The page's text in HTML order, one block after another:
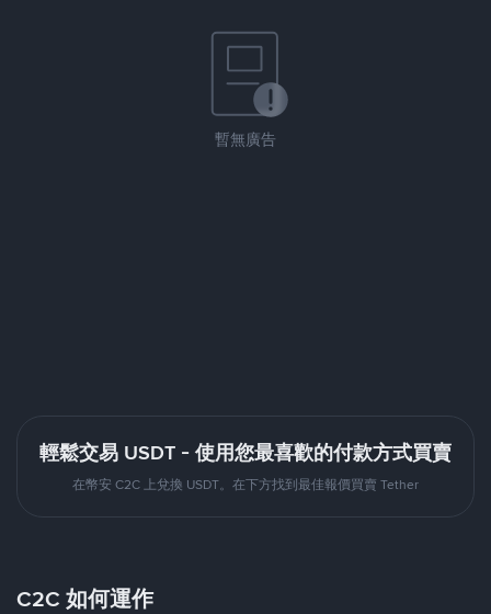
暫無廣告
輕鬆交易 USDT - 使用您最喜歡的付款方式買賣
在幣安 C2C 上兌換 USDT。在下方找到最佳報價買賣 Tether
C2C 如何運作